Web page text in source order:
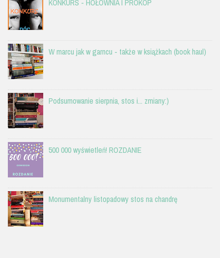
KONKURS - HOŁOWNIA I PROKOP
W marcu jak w garncu - także w książkach (book haul)
Podsumowanie sierpnia, stos i... zmiany:)
500 000 wyświetleń! ROZDANIE
Monumentalny listopadowy stos na chandrę